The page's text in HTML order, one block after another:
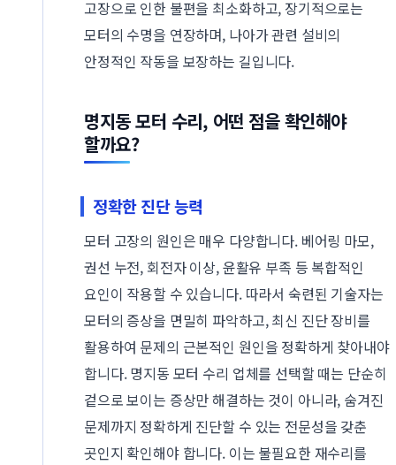
고장으로 인한 불편을 최소화하고, 장기적으로는
모터의 수명을 연장하며, 나아가 관련 설비의
안정적인 작동을 보장하는 길입니다.
명지동 모터 수리, 어떤 점을 확인해야
할까요?
정확한 진단 능력
모터 고장의 원인은 매우 다양합니다. 베어링 마모,
권선 누전, 회전자 이상, 윤활유 부족 등 복합적인
요인이 작용할 수 있습니다. 따라서 숙련된 기술자는
모터의 증상을 면밀히 파악하고, 최신 진단 장비를
활용하여 문제의 근본적인 원인을 정확하게 찾아내야
합니다. 명지동 모터 수리 업체를 선택할 때는 단순히
겉으로 보이는 증상만 해결하는 것이 아니라, 숨겨진
문제까지 정확하게 진단할 수 있는 전문성을 갖춘
곳인지 확인해야 합니다. 이는 불필요한 재수리를